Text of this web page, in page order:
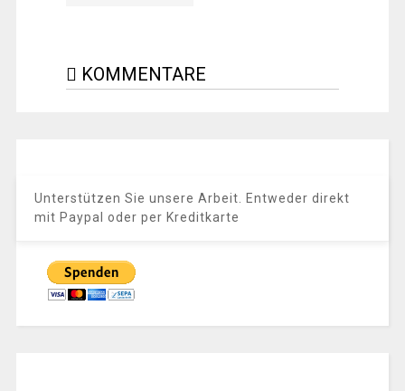
KOMMENTARE
Unterstützen Sie unsere Arbeit. Entweder direkt
mit Paypal oder per Kreditkarte